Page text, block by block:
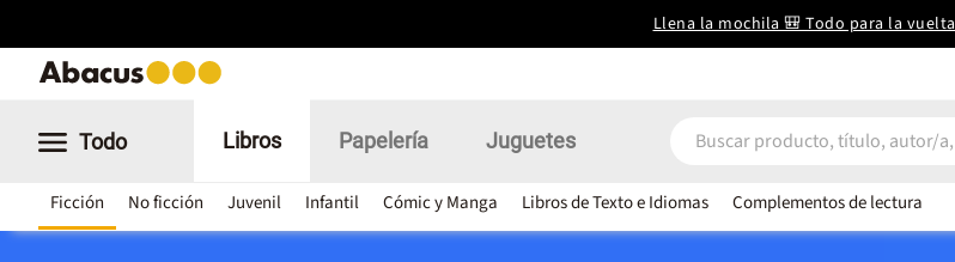
Llena la mochila 🎒 Todo para la vuelta
Todo Libros
Ficción No ficción Juvenil Infantil Cómic y Manga Libros de Texto e Idiomas Complementos de lectura
Papelería Juguetes